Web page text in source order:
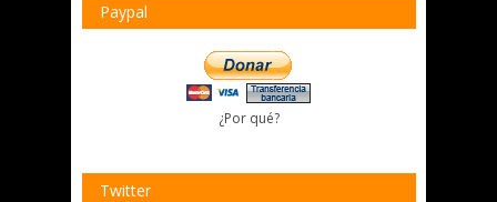
Paypal
¿Por qué?
Twitter